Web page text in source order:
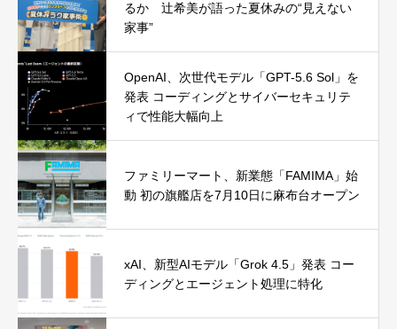
るか 辻希美が語った夏休みの“見えない
家事”
OpenAI、次世代モデル「GPT-5.6 Sol」を
発表 コーディングとサイバーセキュリテ
ィで性能大幅向上
ファミリーマート、新業態「FAMIMA」始
動 初の旗艦店を7月10日に麻布台オープン
xAI、新型AIモデル「Grok 4.5」発表 コー
ディングとエージェント処理に特化